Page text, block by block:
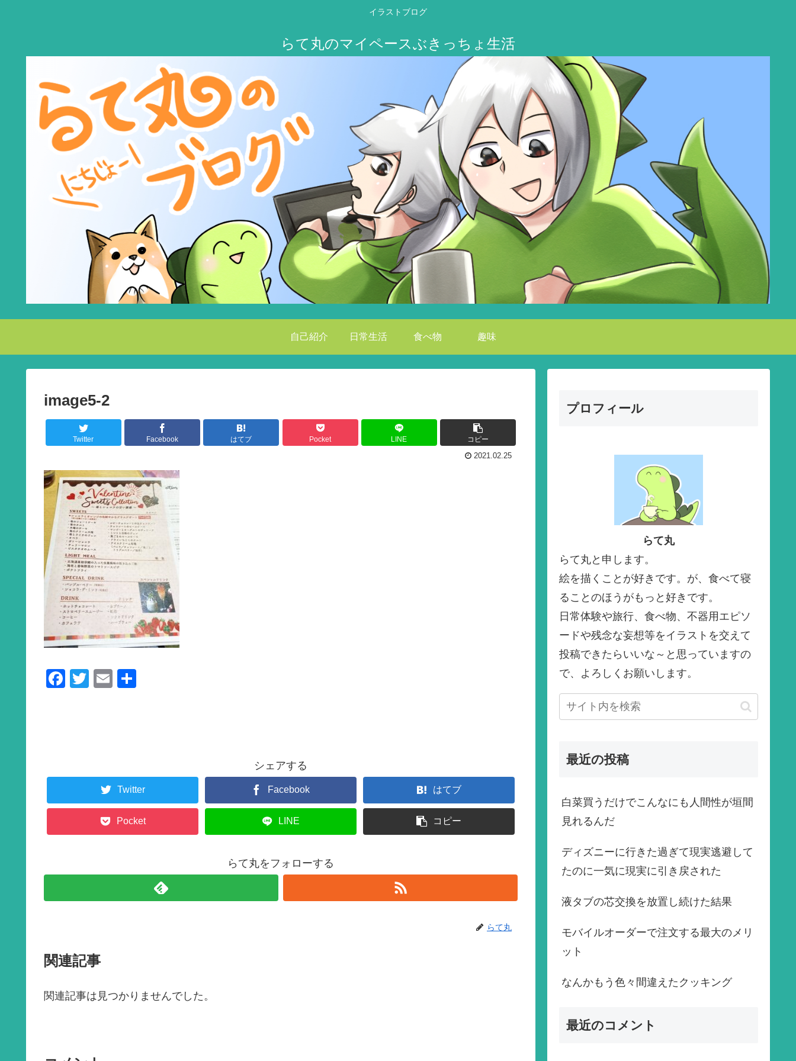
イラストブログ
自己紹介 日常生活 食べ物 趣味
image5-2
Twitter Facebook はてブ Pocket LINE コピー
2021.02.25
F
o
k
T
E
シェアする
Twitter Facebook はてブ
Pocket LINE コピー
らて丸をフォローする
らて丸
関連記事
関連記事は見つかりませんでした。
プロフィール
らて丸
らて丸と申します。
絵を描くことが好きです。が、食べて寝
ることのほうがもっと好きです。
日常体験や旅行、食べ物、不器用エピソ
ードや残念な妄想等をイラストを交えて
投稿できたらいいな～と思っていますの
で、よろしくお願いします。
最近の投稿
白菜買うだけでこんなにも人間性が垣間
見れるんだ
ディズニーに行きた過ぎて現実逃避して
たのに一気に現実に引き戻された
液タブの芯交換を放置し続けた結果
モバイルオーダーで注文する最大のメリ
ット
なんかもう色々間違えたクッキング
最近のコメント